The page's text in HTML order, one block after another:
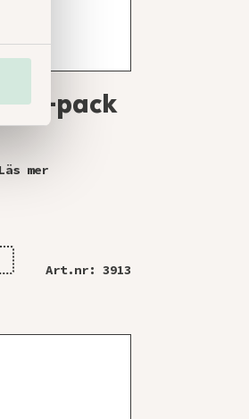
16-pack
Läs mer
Art.nr: 3913